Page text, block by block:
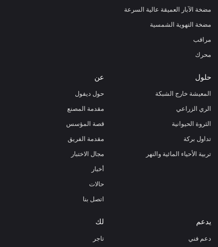
مضخة الآبار العميقة عالية السرعة
مضخة التهوية الشمسية
مراقب
محرك
حلول
المعيشة خارج الشبكة
الري الزراعي
الثروة الحيوانية
تداول بركة
تربية الأحياء المائية والنهر
عن
حول ديفول
مقدمة المصنع
قصة المؤسس
مقدمة الفريق
مجال الاختبار
أخبار
حالات
اتصل بنا
يدعم
دعم فني
لك
تاجر